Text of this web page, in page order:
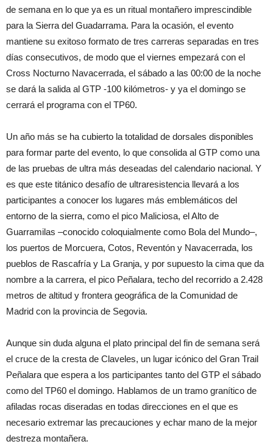
de semana en lo que ya es un ritual montañero imprescindible
para la Sierra del Guadarrama. Para la ocasión, el evento
mantiene su exitoso formato de tres carreras separadas en tres
días consecutivos, de modo que el viernes empezará con el
Cross Nocturno Navacerrada, el sábado a las 00:00 de la noche
se dará la salida al GTP -100 kilómetros- y ya el domingo se
cerrará el programa con el TP60.
Un año más se ha cubierto la totalidad de dorsales disponibles
para formar parte del evento, lo que consolida al GTP como una
de las pruebas de ultra más deseadas del calendario nacional. Y
es que este titánico desafío de ultraresistencia llevará a los
participantes a conocer los lugares más emblemáticos del
entorno de la sierra, como el pico Maliciosa, el Alto de
Guarramilas –conocido coloquialmente como Bola del Mundo–,
los puertos de Morcuera, Cotos, Reventón y Navacerrada, los
pueblos de Rascafría y La Granja, y por supuesto la cima que da
nombre a la carrera, el pico Peñalara, techo del recorrido a 2.428
metros de altitud y frontera geográfica de la Comunidad de
Madrid con la provincia de Segovia.
Aunque sin duda alguna el plato principal del fin de semana será
el cruce de la cresta de Claveles, un lugar icónico del Gran Trail
Peñalara que espera a los participantes tanto del GTP el sábado
como del TP60 el domingo. Hablamos de un tramo granítico de
afiladas rocas diseradas en todas direcciones en el que es
necesario extremar las precauciones y echar mano de la mejor
destreza montañera.